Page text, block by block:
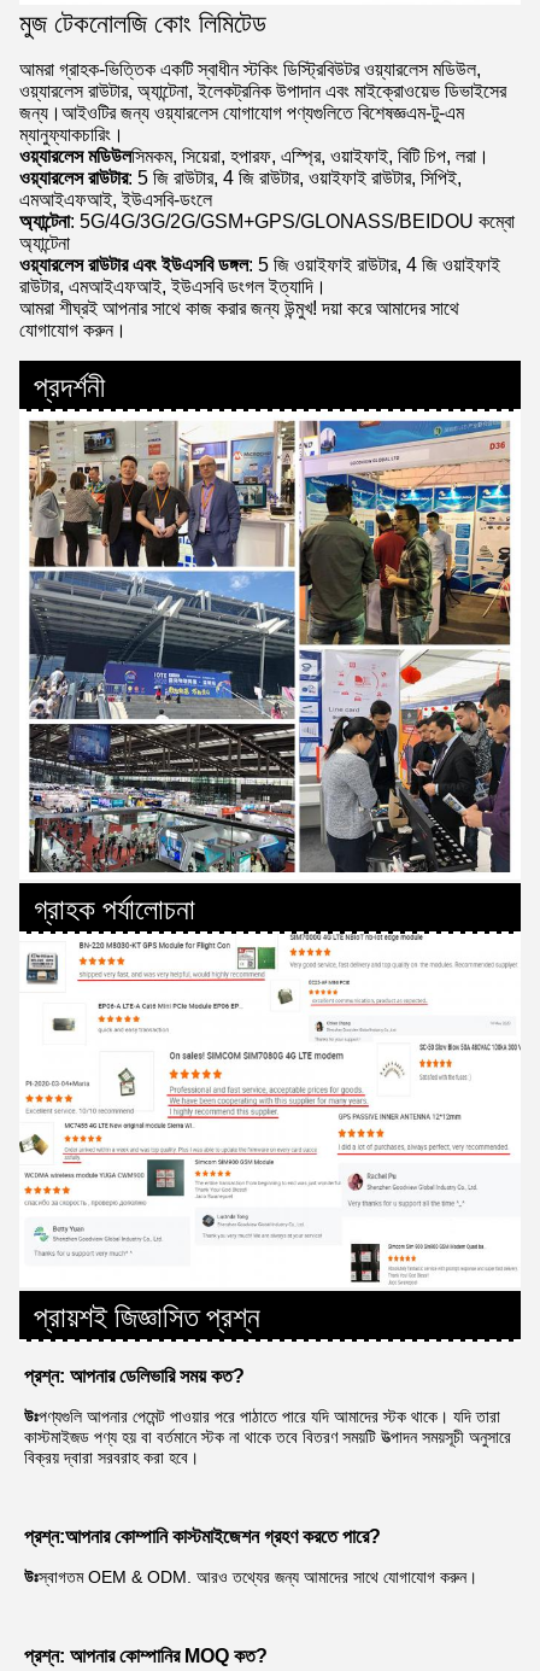
মুজ টেকনোলজি কোং লিমিটেড
আমরা গ্রাহক-ভিত্তিক একটি স্বাধীন স্টকিং ডিস্ট্রিবিউটর ওয়্যারলেস মডিউল,
ওয়্যারলেস রাউটার, অ্যান্টেনা, ইলেকট্রনিক উপাদান এবং মাইক্রোওয়েভ ডিভাইসের
জন্য।আইওটির জন্য ওয়্যারলেস যোগাযোগ পণ্যগুলিতে বিশেষজ্ঞএম-টু-এম
ম্যানুফ্যাকচারিং।
ওয়্যারলেস মডিউলসিমকম, সিয়েরা, হপারফ, এস্প্রি, ওয়াইফাই, বিটি চিপ, লরা।
ওয়্যারলেস রাউটার: 5 জি রাউটার, 4 জি রাউটার, ওয়াইফাই রাউটার, সিপিই,
এমআইএফআই, ইউএসবি-ডংলে
অ্যান্টেনা: 5G/4G/3G/2G/GSM+GPS/GLONASS/BEIDOU কম্বো
অ্যান্টেনা
ওয়্যারলেস রাউটার এবং ইউএসবি ডঙ্গল: 5 জি ওয়াইফাই রাউটার, 4 জি ওয়াইফাই
রাউটার, এমআইএফআই, ইউএসবি ডংগল ইত্যাদি।
আমরা শীঘ্রই আপনার সাথে কাজ করার জন্য উন্মুখ! দয়া করে আমাদের সাথে
যোগাযোগ করুন।
প্রদর্শনী
গ্রাহক পর্যালোচনা
প্রায়শই জিজ্ঞাসিত প্রশ্ন
প্রশ্ন: আপনার ডেলিভারি সময় কত?
উঃপণ্যগুলি আপনার পেমেন্ট পাওয়ার পরে পাঠাতে পারে যদি আমাদের স্টক থাকে। যদি তারা
কাস্টমাইজড পণ্য হয় বা বর্তমানে স্টক না থাকে তবে বিতরণ সময়টি উত্পাদন সময়সূচী অনুসারে
বিক্রয় দ্বারা সরবরাহ করা হবে।
প্রশ্ন:আপনার কোম্পানি কাস্টমাইজেশন গ্রহণ করতে পারে?
উঃস্বাগতম OEM & ODM. আরও তথ্যের জন্য আমাদের সাথে যোগাযোগ করুন।
প্রশ্ন: আপনার কোম্পানির MOQ কত?